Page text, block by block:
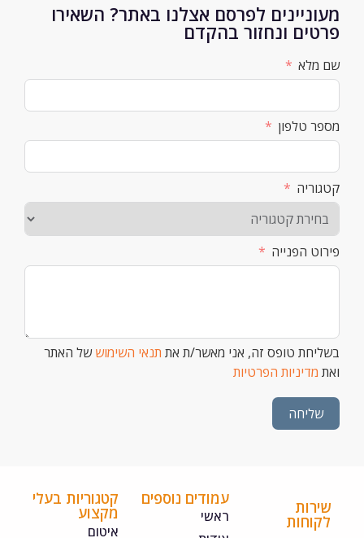
לפרסם אצלנו באתר? השאירו
ונחזור בהקדם
מלא
טלפון
הפנייה
טופס זה, אני מאשר/ת אתתנאי השימוש של האתר
מדיניות הפרטיות
עמודים נוספים קטגוריות בעלי